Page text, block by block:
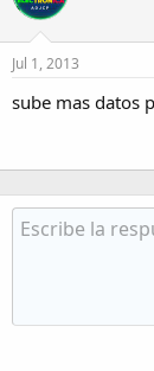
Jul 1, 2013
sube mas datos